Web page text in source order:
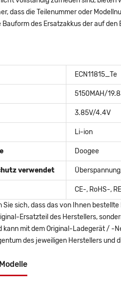
dass die Teilenummer oder
des Ersatzakkus der auf
ECN11815_Te
5150MAH/
3.85V/4.4V
Li-ion
Doogee
verwendet
CE-, RoHS-,
Sie sich, dass das von Ihnen
Ersatzteil des Herstellers,
kann mit dem Original-Ladegerät / -
des jeweiligen Herstellers und